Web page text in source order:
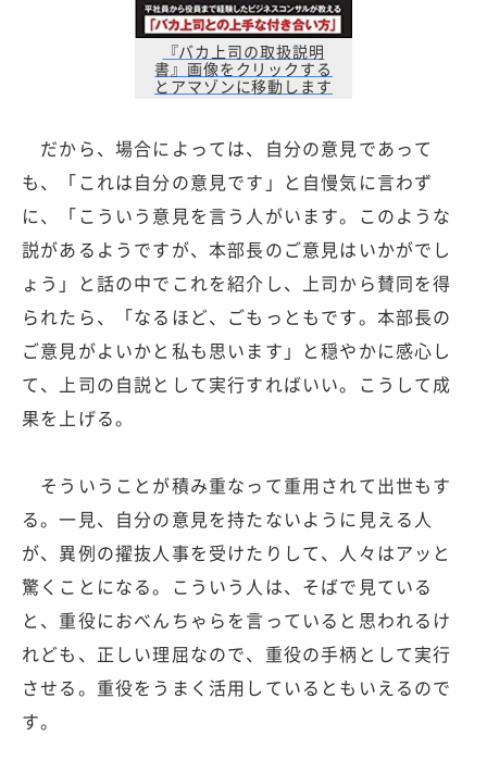
『バカ上司の取扱説明
書』画像をクリックする
とアマゾンに移動します
だから、場合によっては、自分の意見であって
も、「これは自分の意見です」と自慢気に言わず
に、「こういう意見を言う人がいます。このような
説があるようですが、本部長のご意見はいかがでし
ょう」と話の中でこれを紹介し、上司から賛同を得
られたら、「なるほど、ごもっともです。本部長の
ご意見がよいかと私も思います」と穏やかに感心し
て、上司の自説として実行すればいい。こうして成
果を上げる。
そういうことが積み重なって重用されて出世もす
る。一見、自分の意見を持たないように見える人
が、異例の擢抜人事を受けたりして、人々はアッと
驚くことになる。こういう人は、そばで見ている
と、重役におべんちゃらを言っていると思われるけ
れども、正しい理屈なので、重役の手柄として実行
させる。重役をうまく活用しているともいえるので
す。